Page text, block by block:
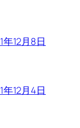
年12月8日
年12月4日